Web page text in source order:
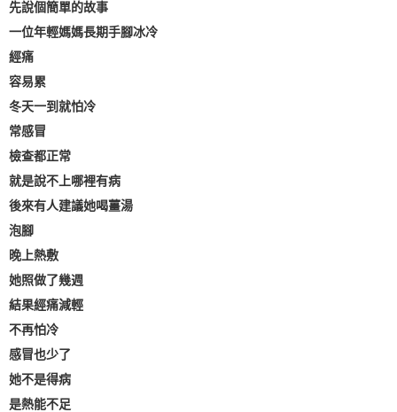
先說個簡單的故事
一位年輕媽媽長期手腳冰冷
經痛
容易累
冬天一到就怕冷
常感冒
檢查都正常
就是說不上哪裡有病
後來有人建議她喝薑湯
泡腳
晚上熱敷
她照做了幾週
結果經痛減輕
不再怕冷
感冒也少了
她不是得病
是熱能不足